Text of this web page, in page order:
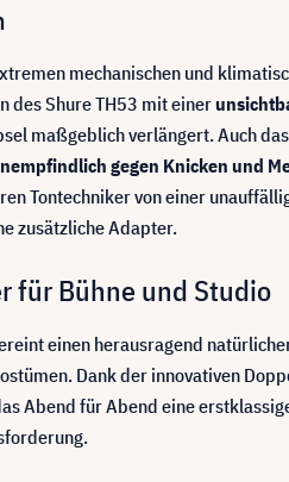
mechanischen und
des Shure TH53 mit einer
maßgeblich verlängert. Auch das
gegen Knicken und
Tontechniker von einer
zusätzliche Adapter.
für Bühne und Studio
einen herausragend
Dank der innovativen
Abend für Abend eine